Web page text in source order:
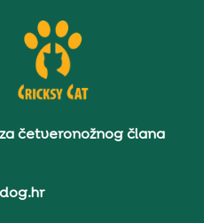
četveronožnog člana